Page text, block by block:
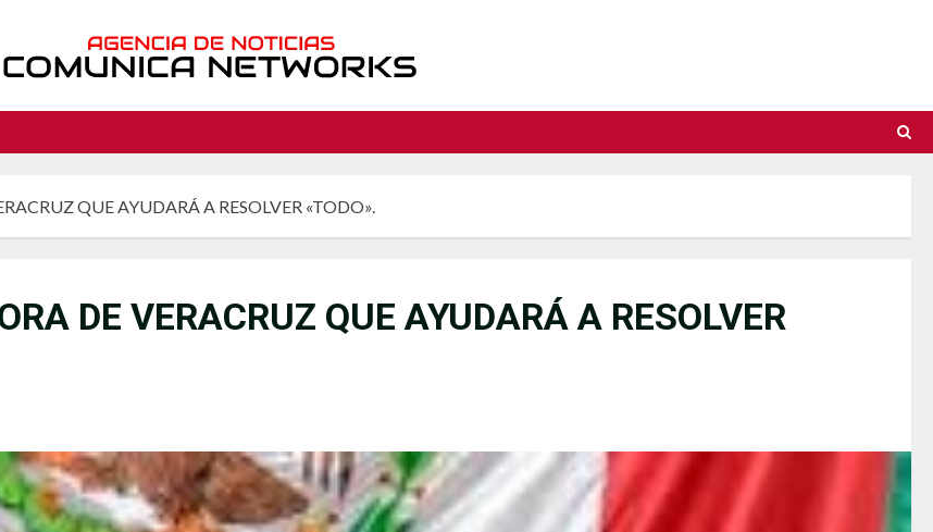
QUE AYUDARÁ A RESOLVER «TODO».
DE VERACRUZ QUE AYUDARÁ A RESOLVER